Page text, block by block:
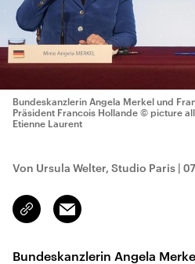
Bundeskanzlerin Angela Merkel und
Präsident Francois Hollande © picture
Etienne Laurent
Von Ursula Welter, Studio Paris |
Link
kopieren/teilen
Email
Bundeskanzlerin Angela